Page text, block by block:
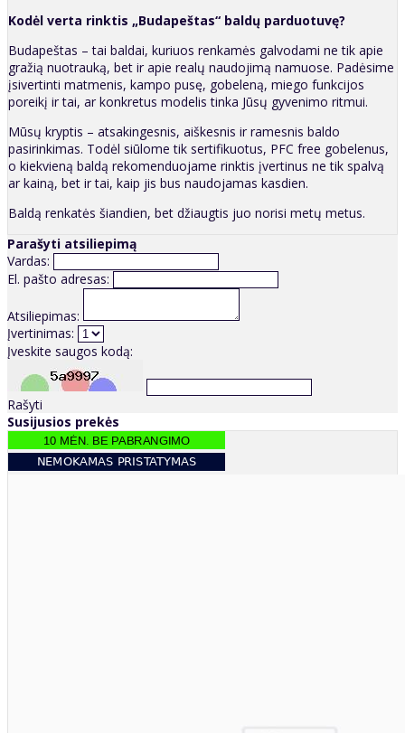
Kodėl verta rinktis „Budapeštas“ baldų parduotuvę?
Budapeštas – tai baldai, kuriuos renkamės galvodami ne tik apie
gražią nuotrauką, bet ir apie realų naudojimą namuose. Padėsime
įsivertinti matmenis, kampo pusę, gobeleną, miego funkcijos
poreikį ir tai, ar konkretus modelis tinka Jūsų gyvenimo ritmui.
Mūsų kryptis – atsakingesnis, aiškesnis ir ramesnis baldo
pasirinkimas. Todėl siūlome tik sertifikuotus, PFC free gobelenus,
o kiekvieną baldą rekomenduojame rinktis įvertinus ne tik spalvą
ar kainą, bet ir tai, kaip jis bus naudojamas kasdien.
Baldą renkatės šiandien, bet džiaugtis juo norisi metų metus.
Parašyti atsiliepimą
Vardas:
El. pašto adresas:
Atsiliepimas:
Įvertinimas:
Įveskite saugos kodą:
Rašyti
Susijusios prekės